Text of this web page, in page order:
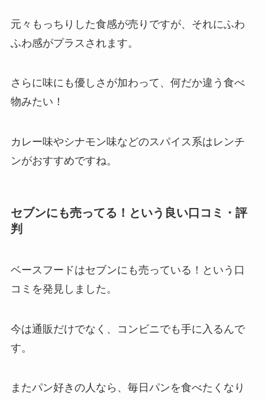
元々もっちりした食感が売りですが、それにふわ
ふわ感がプラスされます。
さらに味にも優しさが加わって、何だか違う食べ
物みたい！
カレー味やシナモン味などのスパイス系はレンチ
ンがおすすめですね。
セブンにも売ってる！という良い口コミ・評
判
ベースフードはセブンにも売っている！という口
コミを発見しました。
今は通販だけでなく、コンビニでも手に入るんで
す。
またパン好きの人なら、毎日パンを食べたくなり